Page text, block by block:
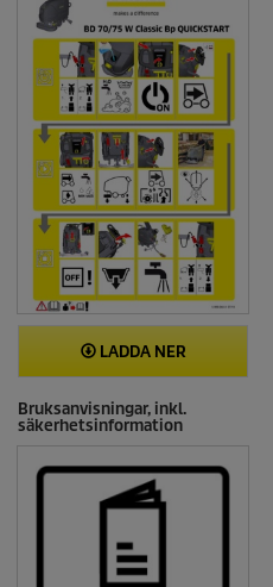
LADDA NER
Bruksanvisningar, inkl.
säkerhetsinformation